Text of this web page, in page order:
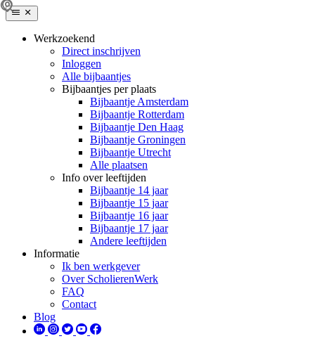
Werkzoekend
Direct inschrijven
Inloggen
Alle bijbaantjes
Bijbaantjes per plaats
Bijbaantje Amsterdam
Bijbaantje Rotterdam
Bijbaantje Den Haag
Bijbaantje Groningen
Bijbaantje Utrecht
Alle plaatsen
Info over leeftijden
Bijbaantje 14 jaar
Bijbaantje 15 jaar
Bijbaantje 16 jaar
Bijbaantje 17 jaar
Andere leeftijden
Informatie
Ik ben werkgever
Over ScholierenWerk
FAQ
Contact
Blog